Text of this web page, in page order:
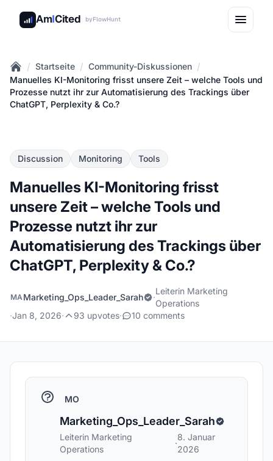
AmICited byFlowHunt
Home
/ Startseite / Community-Diskussionen /
Manuelles KI-Monitoring frisst unsere Zeit – welche Tools und
Prozesse nutzt ihr zur Automatisierung des Trackings über
ChatGPT, Perplexity & Co.?
Discussion Monitoring Tools
Manuelles KI-Monitoring frisst
unsere Zeit – welche Tools und
Prozesse nutzt ihr zur
Automatisierung des Trackings über
ChatGPT, Perplexity & Co.?
MAMarketing_Ops_Leader_Sarah ·
Leiterin Marketing
Operations
·Jan 8, 2026· 93 upvotes· 10 comments
MO
Marketing_Ops_Leader_Sarah
Leiterin Marketing
Operations
·
8. Januar
2026